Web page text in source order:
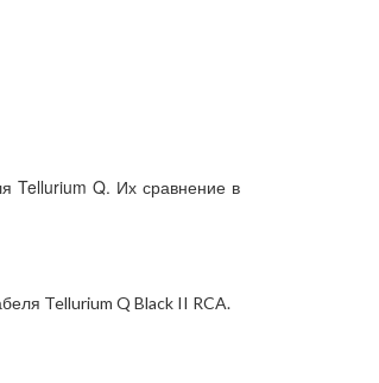
Tellurium Q. Их сравнение в
Tellurium Q Black II RCA.